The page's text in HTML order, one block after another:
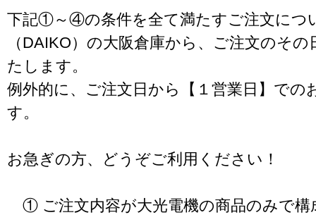
下記①～④の条件を全て満たすご注文につ
（DAIKO）の大阪倉庫から、ご注文のそ
たします。
例外的に、ご注文日から【１営業日】での
す。
お急ぎの方、どうぞご利用ください！
① ご注文内容が大光電機の商品のみで構